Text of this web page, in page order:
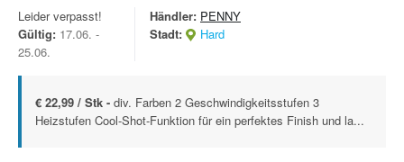
Leider verpasst!
Gültig: 17.06. -
25.06.
Händler: PENNY
Stadt:
Hard
€ 22,99 / Stk - div. Farben 2 Geschwindigkeitsstufen 3
Heizstufen Cool-Shot-Funktion für ein perfektes Finish und la...